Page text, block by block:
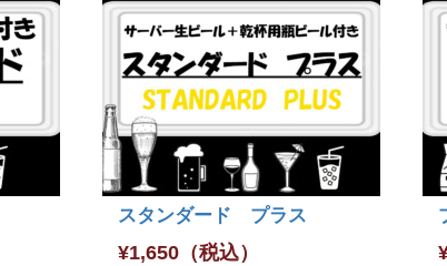
スタンダード プラス
¥1,650 （税込）